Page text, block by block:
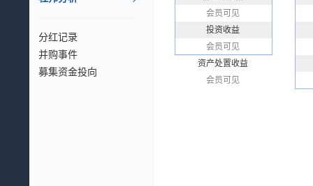
分红记录
并购事件
募集资金投向
会员可见
投资收益
会员可见
资产处置收益
会员可见